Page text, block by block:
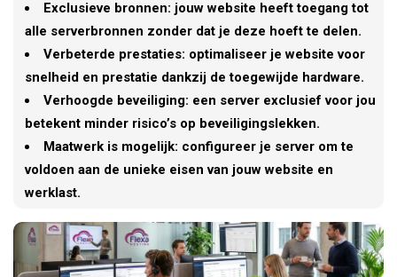
Exclusieve bronnen: jouw website heeft toegang tot
alle serverbronnen zonder dat je deze hoeft te delen.
Verbeterde prestaties: optimaliseer je website voor
snelheid en prestatie dankzij de toegewijde hardware.
Verhoogde beveiliging: een server exclusief voor jou
betekent minder risico’s op beveiligingslekken.
Maatwerk is mogelijk: configureer je server om te
voldoen aan de unieke eisen van jouw website en
werklast.